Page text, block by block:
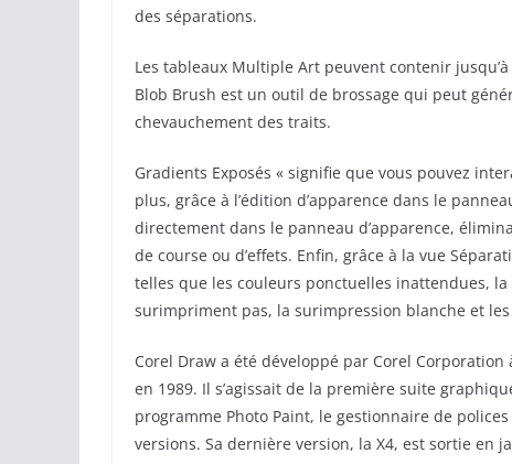
des séparations.
Les tableaux Multiple Art peuvent contenir
Blob Brush est un outil de brossage qui peut
chevauchement des traits.
Gradients Exposés « signifie que vous pouvez
plus, grâce à l’édition d’apparence dans le
directement dans le panneau d’apparence,
de course ou d’effets. Enfin, grâce à la vue
telles que les couleurs ponctuelles inattendues,
surimpriment pas, la surimpression blanche et
Corel Draw a été développé par Corel
en 1989. Il s’agissait de la première suite
programme Photo Paint, le gestionnaire de
versions. Sa dernière version, la X4, est sortie en